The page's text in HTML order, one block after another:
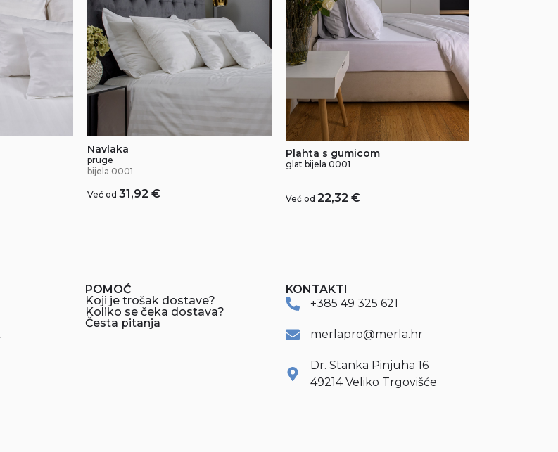
Navlaka
pruge
bijela 0001
Već od31,92€
Plahta s gumicom
glat bijela 0001
Već od 22,32 €
POMOĆ
Koji je trošak dostave?
Koliko se čeka dostava?
Česta pitanja
KONTAKTI
+385 49 325 621
merlapro@merla.hr
Dr. Stanka Pinjuha 16
49214 Veliko Trgovišće